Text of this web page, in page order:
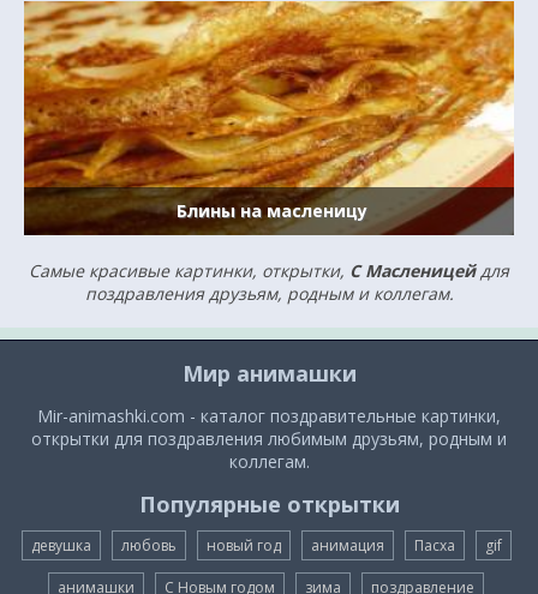
Блины на масленицу
Самые красивые картинки, открытки, С Масленицейдля
поздравления друзьям, родным и коллегам.
Мир анимашки
Mir-animashki.com - каталог поздравительные картинки,
открытки для поздравления любимым друзьям, родным и
коллегам.
Популярные открытки
девушка любовь новый год анимация Пасха gif
анимашки С Новым годом зима поздравление